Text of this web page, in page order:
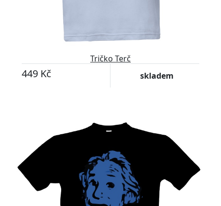
Tričko Terč
449 Kč skladem